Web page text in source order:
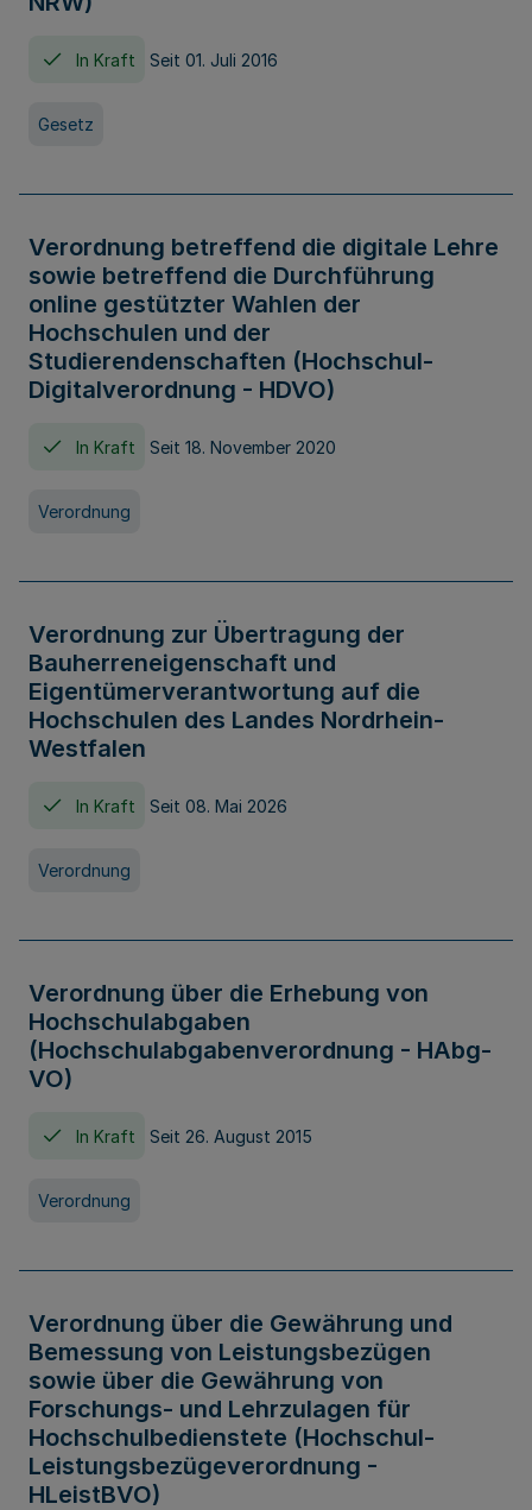
In Kraft Seit 01. Juli 2016
Gesetz
Verordnung betreffend die digitale Lehre
sowie betreffend die Durchführung
online gestützter Wahlen der
Hochschulen und der
Studierendenschaften (Hochschul-
Digitalverordnung - HDVO)
In Kraft Seit 18. November 2020
Verordnung
Verordnung zur Übertragung der
Bauherreneigenschaft und
Eigentümerverantwortung auf die
Hochschulen des Landes Nordrhein-
Westfalen
In Kraft Seit 08. Mai 2026
Verordnung
Verordnung über die Erhebung von
Hochschulabgaben
(Hochschulabgabenverordnung - HAbg-
VO)
In Kraft Seit 26. August 2015
Verordnung
Verordnung über die Gewährung und
Bemessung von Leistungsbezügen
sowie über die Gewährung von
Forschungs- und Lehrzulagen für
Hochschulbedienstete (Hochschul-
Leistungsbezügeverordnung -
HLeistBVO)